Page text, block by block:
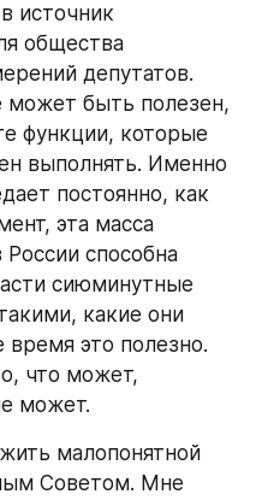
источник
общества
депутатов.
быть полезен,
функции, которые
выполнять. Именно
постоянно, как
эта масса
России способна
сиюминутные
какие они
время это полезно.
что может,
может.
малопонятной
Советом. Мне